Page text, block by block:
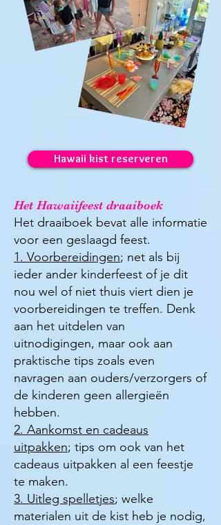
Hawaii kist reserveren
Het Hawaiifeest draaiboek
Het draaiboek bevat alle informatie
voor een geslaagd feest.
1. Voorbereidingen; net als bij
ieder ander kinderfeest of je dit
nou wel of niet thuis viert dien je
voorbereidingen te treffen. Denk
aan het uitdelen van
uitnodigingen, maar ook aan
praktische tips zoals even
navragen aan ouders/verzorgers of
de kinderen geen allergieën
hebben.
2. Aankomst en cadeaus
uitpakken; tips om ook van het
cadeaus uitpakken al een feestje
te maken.
3. Uitleg spelletjes; welke
materialen uit de kist heb je nodig,